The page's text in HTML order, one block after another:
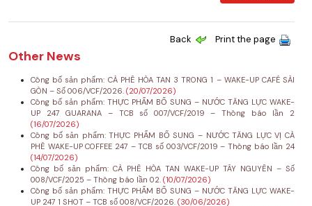
Back Print the page
Other News
Công bố sản phẩm: CÀ PHÊ HÒA TAN 3 TRONG 1 – WAKE-UP CAFÉ SÀI
GÒN – Số 006/VCF/2026. (20/07/2026)
Công bố sản phẩm: THỰC PHẨM BỔ SUNG – NƯỚC TĂNG LỰC WAKE-
UP 247 GUARANA – TCB số 007/VCF/2019 – Thông báo lần 2
(16/07/2026)
Công bố sản phẩm: THỰC PHẨM BỔ SUNG – NƯỚC TĂNG LỰC VỊ CÀ
PHÊ WAKE-UP COFFEE 247 – TCB số 003/VCF/2019 – Thông báo lần 24
(14/07/2026)
Công bố sản phẩm: CÀ PHÊ HÒA TAN WAKE-UP TÂY NGUYÊN – Số
008/VCF/2025 – Thông báo lần 02. (10/07/2026)
Công bố sản phẩm: THỰC PHẨM BỔ SUNG – NƯỚC TĂNG LỰC WAKE-
UP 247 1 SHOT – TCB số 008/VCF/2026. (30/06/2026)